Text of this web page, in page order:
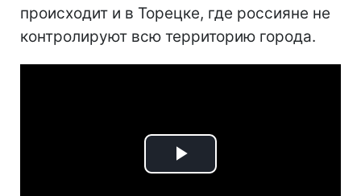
происходит и в Торецке, где россияне не
контролируют всю территорию города.
Play